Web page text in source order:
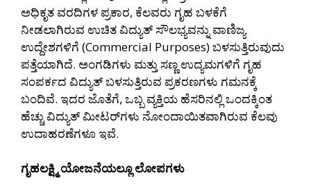
ಅಧಿಕೃತ ವರದಿಗಳ ಪ್ರಕಾರ, ಕೆಲವರು ಗೃಹ ಬಳಕೆಗೆ
ನೀಡಲಾಗಿರುವ ಉಚಿತ ವಿದ್ಯುತ್ ಸೌಲಭ್ಯವನ್ನು ವಾಣಿಜ್ಯ
ಉದ್ದೇಶಗಳಿಗೆ (Commercial Purposes) ಬಳಸುತ್ತಿರುವುದು
ಪತ್ತೆಯಾಗಿದೆ. ಅಂಗಡಿಗಳು ಮತ್ತು ಸಣ್ಣ ಉದ್ಯಮಗಳಿಗೆ ಗೃಹ
ಸಂಪರ್ಕದ ವಿದ್ಯುತ್ ಬಳಸುತ್ತಿರುವ ಪ್ರಕರಣಗಳು ಗಮನಕ್ಕೆ
ಬಂದಿವೆ. ಇದರ ಜೊತೆಗೆ, ಒಬ್ಬ ವ್ಯಕ್ತಿಯ ಹೆಸರಿನಲ್ಲಿ ಒಂದಕ್ಕಿಂತ
ಹೆಚ್ಚು ವಿದ್ಯುತ್ ಮೀಟರ್‌ಗಳು ನೋಂದಾಯಿತವಾಗಿರುವ ಕೆಲವು
ಉದಾಹರಣೆಗಳೂ ಇವೆ.
ಗೃಹಲಕ್ಷ್ಮಿ ಯೋಜನೆಯಲ್ಲೂ ಲೋಪಗಳು